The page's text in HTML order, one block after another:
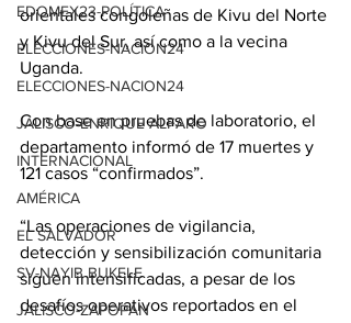
EDOMEX23-POLÍTICA
ELECCIONES-NACION24
ELECCIONES-NACION24
JALISCO-ENRIQUE ALFARO
INTERNACIONAL
AMÉRICA
EL SALVADOR
SV-NAYIB BUKELE
JALISCO-ZAPOPAN
orientales congoleñas de Kivu del Norte
y Kivu del Sur, así como a la vecina
Uganda.
Con base en pruebas de laboratorio, el
departamento informó de 17 muertes y
121 casos “confirmados”.
“Las operaciones de vigilancia,
detección y sensibilización comunitaria
siguen intensificadas, a pesar de los
desafíos operativos reportados en el